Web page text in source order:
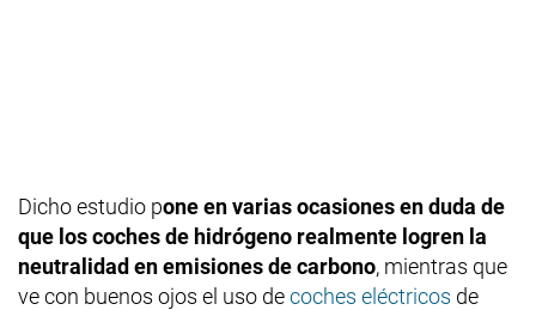
Dicho estudio pone en varias ocasiones en duda de
que los coches de hidrógeno realmente logren la
neutralidad en emisiones de carbono, mientras que
ve con buenos ojos el uso decoches eléctricos de